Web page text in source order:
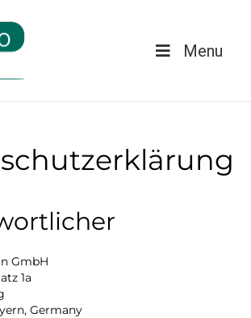
Menu
GmbH
1a
Germany